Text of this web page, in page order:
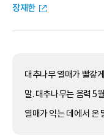
장재한
대추나무 열매가 빨갛
말. 대추나무는 음력 5
열매가 익는 데에서 온